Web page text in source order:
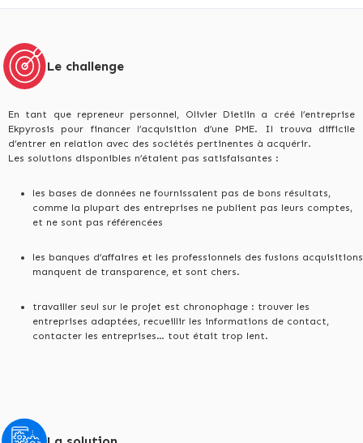
Le challenge
En tant que repreneur personnel, Olivier Dietlin a créé l’entreprise
Ekpyrosis pour financer l’acquisition d’une PME. Il trouva difficile
d’entrer en relation avec des sociétés pertinentes à acquérir.
Les solutions disponibles n’étaient pas satisfaisantes :
les bases de données ne fournissaient pas de bons résultats,
comme la plupart des entreprises ne publient pas leurs comptes,
et ne sont pas référencées
les banques d’affaires et les professionnels des fusions acquisitions
manquent de transparence, et sont chers.
travailler seul sur le projet est chronophage : trouver les
entreprises adaptées, recueillir les informations de contact,
contacter les entreprises… tout était trop lent.